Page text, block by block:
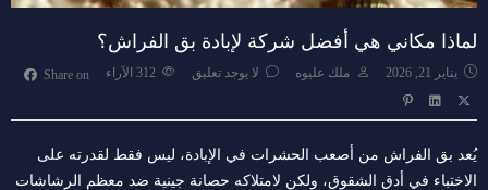
لماذا مكاني هي أفضل شركة لإبادة بق الفراش؟
يناير 21, 2026 ملك عليوه لا يوجد تعليق الآراء Share on
يُعد بق الفراش من أصعب الحشرات في الإبادة، ليس فقط لقدرته على
الاختباء في أدق الشقوق، ولكن لامتلاكه حصانة جينية ضد معظم الرشاشات